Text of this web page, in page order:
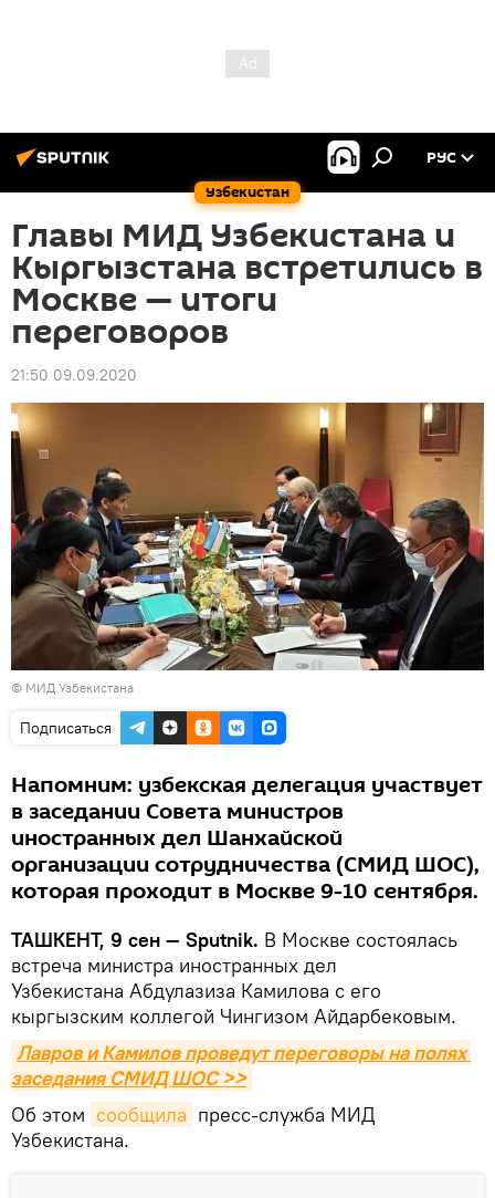
Узбекистан
РУС
Главы МИД Узбекистана и
Кыргызстана встретились в
Москве — итоги
переговоров
21:50 09.09.2020
© МИД Узбекистана
Подписаться
Напомним: узбекская делегация участвует
в заседании Совета министров
иностранных дел Шанхайской
организации сотрудничества (СМИД ШОС),
которая проходит в Москве 9-10 сентября.
ТАШКЕНТ, 9 сен — Sputnik. В Москве состоялась
встреча министра иностранных дел
Узбекистана Абдулазиза Камилова с его
кыргызским коллегой Чингизом Айдарбековым.
Лавров и Камилов проведут переговоры на полях
заседания СМИД ШОС >>
Об этом сообщила пресс-служба МИД
Узбекистана.